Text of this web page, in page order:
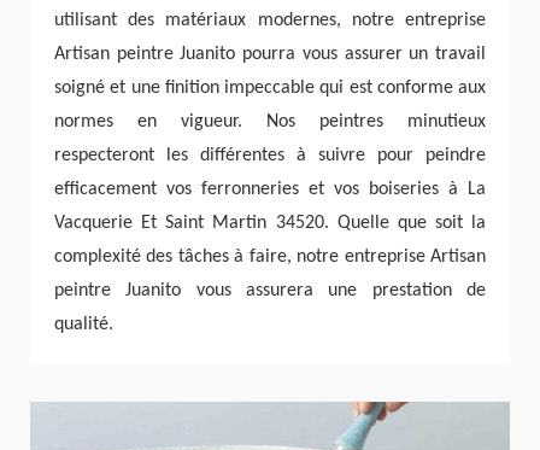
utilisant des matériaux modernes, notre entreprise
Artisan peintre Juanito pourra vous assurer un travail
soigné et une finition impeccable qui est conforme aux
normes en vigueur. Nos peintres minutieux
respecteront les différentes à suivre pour peindre
efficacement vos ferronneries et vos boiseries à La
Vacquerie Et Saint Martin 34520. Quelle que soit la
complexité des tâches à faire, notre entreprise Artisan
peintre Juanito vous assurera une prestation de
qualité.